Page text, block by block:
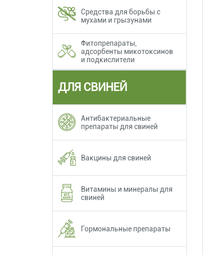
Средства для борьбы с
мухами и грызунами
Фитопрепараты,
адсорбенты микотоксинов
и подкислители
ДЛЯ СВИНЕЙ
Антибактериальные
препараты для свиней
Вакцины для свиней
Витамины и минералы для
свиней
Гормональные препараты